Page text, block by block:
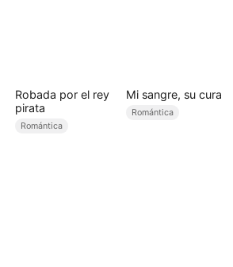
Robada por el rey
pirata
Romántica
Mi sangre, su cura
Romántica